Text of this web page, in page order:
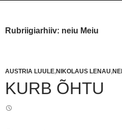
Rubriigiarhiiv: neiu Meiu
AUSTRIA LUULE,NIKOLAUS LENAU,
KURB ÕHTU